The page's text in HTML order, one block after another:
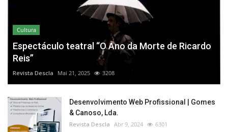
Cultura
Espectáculo teatral “O Ano da Morte de Ricardo
Reis”
Revista Descla Mai 21, 2025 3208
Desenvolvimento Web Profissional | Gomes
& Canoso, Lda.
Revista Descla Abr 9, 2024 6301